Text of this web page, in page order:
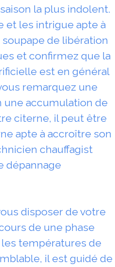
la plus indolent.
et les intrigue apte à
de libération
et confirmez que la
est en général
remarquez une
une accumulation de
citerne, il peut être
apte à accroître son
chauffagist
dépannage
disposer de votre
de une phase
températures de
il est guidé de